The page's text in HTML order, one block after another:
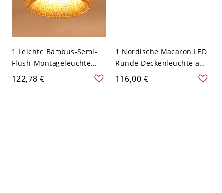
1 Leichte Bambus-Semi-
Flush-Montageleuchte
Chinesische Halle und
Foyer Semi-Flush-
122,78 €
1 Nordische Macaron LED
Runde Deckenleuchte aus
Acryl Lampenschirm
Innenbeleuchtung
116,00 €